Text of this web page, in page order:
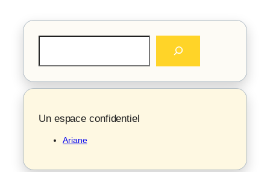
c
e
cUn espace confidentiel
Ariane